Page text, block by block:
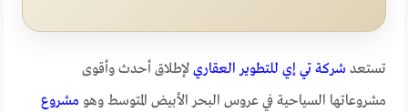
تستعد شركة تي إي للتطوير العقاري لإطلاق أحدث وأقوى
مشروعاتها السياحية في عروس البحر الأبيض المتوسط وهو مشروع